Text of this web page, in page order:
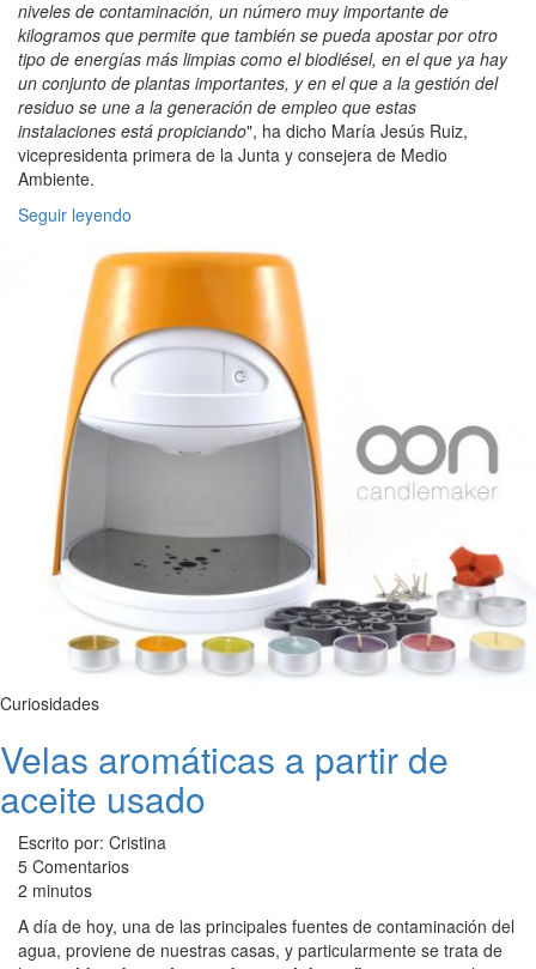
niveles de contaminación, un número muy importante de
kilogramos que permite que también se pueda apostar por otro
tipo de energías más limpias como el biodiésel, en el que ya hay
un conjunto de plantas importantes, y en el que a la gestión del
residuo se une a la generación de empleo que estas
instalaciones está propiciando", ha dicho María Jesús Ruiz,
vicepresidenta primera de la Junta y consejera de Medio
Ambiente.
Seguir leyendo
Curiosidades
Velas aromáticas a partir de
aceite usado
Escrito por: Cristina
5 Comentarios
2 minutos
A día de hoy, una de las principales fuentes de contaminación del
agua, proviene de nuestras casas, y particularmente se trata de